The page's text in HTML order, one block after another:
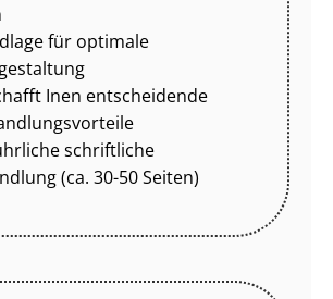
für optimale
Inen entscheidende
schriftliche
(ca. 30-50 Seiten)